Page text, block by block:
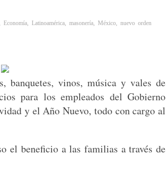
Economía Latinoamérica masonería México nuevo orden
la
Justicia
Divina:
corrupto
superfiestas
banquetes, vinos, música y vales de
para los empleados del Gobierno
y el Año Nuevo, todo con cargo al
el beneficio a las familias a través de